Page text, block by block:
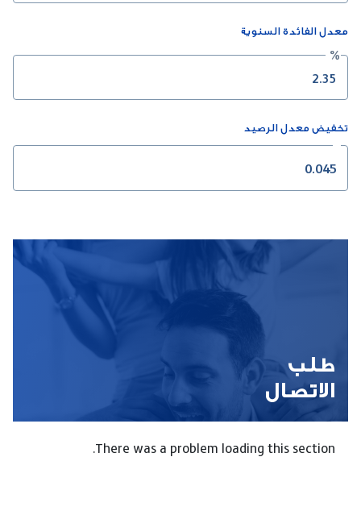
معدل الفائدة السنوية
%
تخفيض معدل الرصيد
طلب
الاتصال
There was a problem loading this section.